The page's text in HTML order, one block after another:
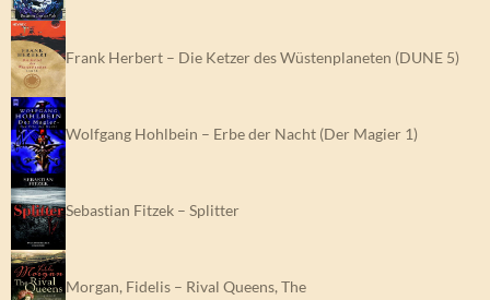
Frank Herbert – Die Ketzer des Wüstenplaneten (DUNE 5)
Wolfgang Hohlbein – Erbe der Nacht (Der Magier 1)
Sebastian Fitzek – Splitter
Morgan, Fidelis – Rival Queens, The